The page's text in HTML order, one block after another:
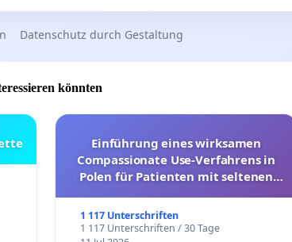
Datenschutz durch Gestaltung
könnten
Einführung eines wirksamen
Compassionate Use-Verfahrens in
Polen für Patienten mit seltenen
1 117 Unterschriften
1 117 Unterschriften / 30 Tage